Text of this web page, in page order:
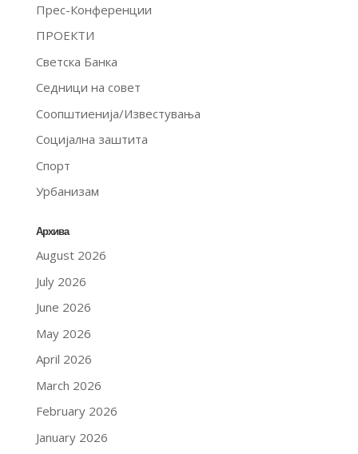
Прес-Конференции
ПРОЕКТИ
Светска Банка
Седници на совет
Соопштиенија/Известувања
Социјална заштита
Спорт
Урбанизам
Архива
August 2026
July 2026
June 2026
May 2026
April 2026
March 2026
February 2026
January 2026